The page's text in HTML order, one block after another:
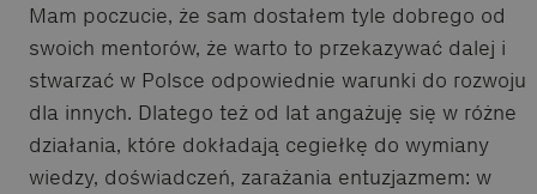
Mam poczucie, że sam dostałem tyle dobrego od
swoich mentorów, że warto to przekazywać dalej i
stwarzać w Polsce odpowiednie warunki do rozwoju
dla innych. Dlatego też od lat angażuję się w różne
działania, które dokładają cegiełkę do wymiany
wiedzy, doświadczeń, zarażania entuzjazmem: w